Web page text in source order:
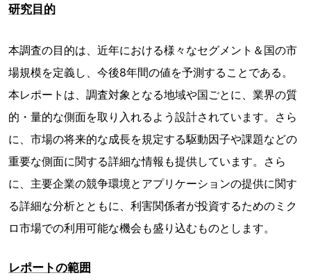
研究目的
本調査の目的は、近年における様々なセグメント＆国の市
場規模を定義し、今後8年間の値を予測することである。
本レポートは、調査対象となる地域や国ごとに、業界の質
的・量的な側面を取り入れるよう設計されています。さら
に、市場の将来的な成長を規定する駆動因子や課題などの
重要な側面に関する詳細な情報も提供しています。さら
に、主要企業の競争環境とアプリケーションの提供に関す
る詳細な分析とともに、利害関係者が投資するためのミク
ロ市場での利用可能な機会も盛り込むものとします。
レポートの範囲